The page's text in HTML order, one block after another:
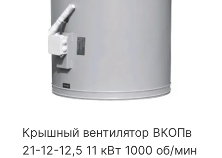
Крышный вентилятор ВКОПв
21-12-12,5 11 кВт 1000 об/мин